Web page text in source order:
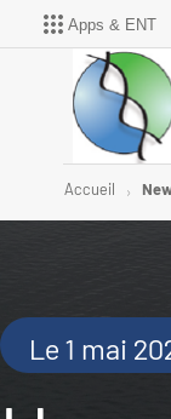
Apps & ENT
Accueil
Le 1 mai